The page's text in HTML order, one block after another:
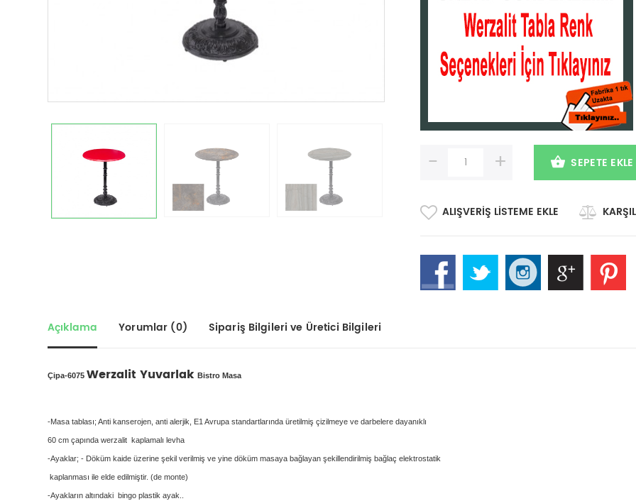
- + SEPETE EKLE
ALIŞVERIŞ LISTEME EKLE
Açıklama Yorumlar (0) Sipariş Bilgileri ve Üretici Bilgileri
Çipa-6075 Werzalit Yuvarlak Bistro Masa
-Masa tablası; Anti kanserojen, anti alerjik, E1 Avrupa standartlarında üretilmiş çizilmeye ve darbelere dayanıklı
60 cm çapında werzalit kaplamalı levha
-Ayaklar; - Döküm kaide üzerine şekil verilmiş ve yine döküm masaya bağlayan şekillendirilmiş bağlaç elektrostatik
kaplanması ile elde edilmiştir. (de monte)
-Ayakların altındaki bingo plastik ayak..